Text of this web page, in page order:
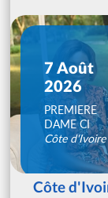
7 Août
2026
PREMIERE
DAME CI
Côte d'Ivoire
Côte